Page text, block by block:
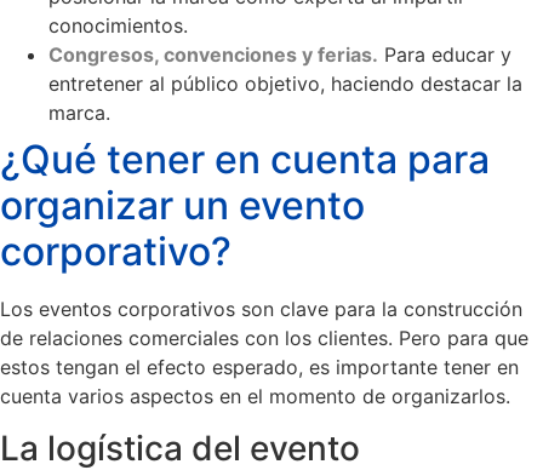
conocimientos.
Congresos, convenciones y ferias. Para educar y
entretener al público objetivo, haciendo destacar la
marca.
¿Qué tener en cuenta para
organizar un evento
corporativo?
Los eventos corporativos son clave para la construcción
de relaciones comerciales con los clientes. Pero para que
estos tengan el efecto esperado, es importante tener en
cuenta varios aspectos en el momento de organizarlos.
La logística del evento